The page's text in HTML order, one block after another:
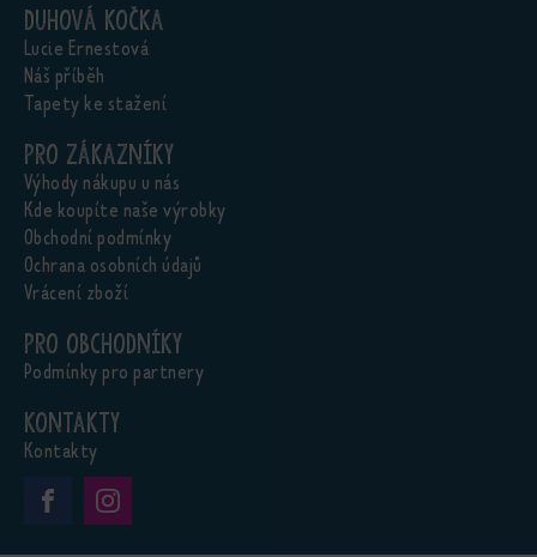
Duhová kočka
Lucie Ernestová
Náš příběh
Tapety ke stažení
Pro zákazníky
Výhody nákupu u nás
Kde koupíte naše výrobky
Obchodní podmínky
Ochrana osobních údajů
Vrácení zboží
Pro obchodníky
Podmínky pro partnery
Kontakty
Kontakty